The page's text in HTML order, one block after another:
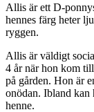
Allis är ett D-
hennes färg heter
ryggen.
Allis är väldigt
4 år när hon kom
på gården. Hon är
onödan. Ibland kan
henne.